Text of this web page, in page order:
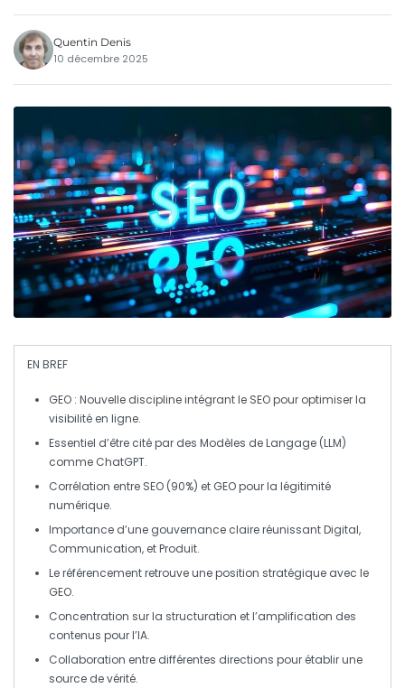
Quentin Denis
10 décembre 2025
EN BREF
GEO : Nouvelle discipline intégrant le SEOpour optimiser la
visibilité en ligne.
Essentiel d’être cité par des Modèles de Langage (LLM)
comme ChatGPT.
Corrélation entre SEO (90%) et GEOpour la légitimité
numérique.
Importance d’une gouvernance claireréunissantDigital,
Communication, etProduit.
Leréférencementretrouve une position stratégique avec le
GEO.
Concentration sur la structuration et l’amplification des
contenus pour l’IA.
Collaboration entre différentes directions pour établir une
source de vérité.